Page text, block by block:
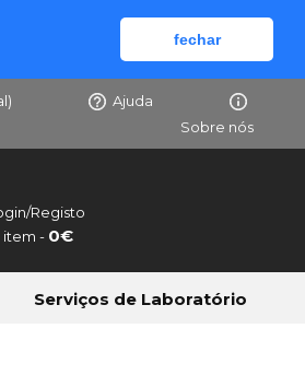
fechar
Ajuda
Sobre nós
Registo
item - 0€
Serviços de Laboratório